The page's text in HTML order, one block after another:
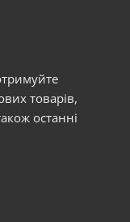
товарів,
останні